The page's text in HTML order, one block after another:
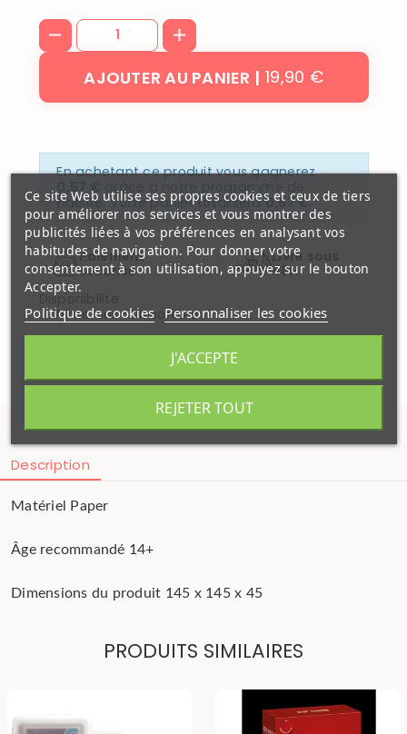
19,90 €
AJOUTER AU PANIER
En achetant ce produit vous gagnerez
0,57 €
grâce à notre programme de
fidélité. Votre panier totalisera0,57 €.
Paiement
securisé
Livré sous
48H
Disponibilité
Wimereux:Disponible
Description
Matériel Paper
Âge recommandé 14+
Dimensions du produit 145 x 145 x 45
PRODUITS SIMILAIRES
Ce site Web utilise ses propres cookies et ceux de tiers
pour améliorer nos services et vous montrer des
publicités liées à vos préférences en analysant vos
habitudes de navigation. Pour donner votre
consentement à son utilisation, appuyez sur le bouton
Accepter.
Politique de cookies Personnaliser les cookies
REJETER TOUT
J'ACCEPTE